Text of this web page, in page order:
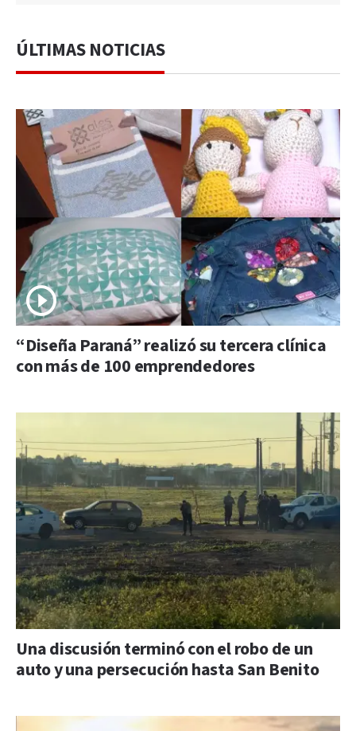
ÚLTIMAS NOTICIAS
“Diseña Paraná” realizó su tercera clínica
con más de 100 emprendedores
Una discusión terminó con el robo de un
auto y una persecución hasta San Benito